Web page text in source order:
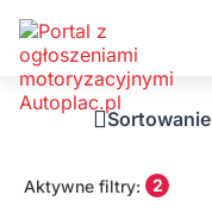
Sortowanie
Aktywne filtry: 2